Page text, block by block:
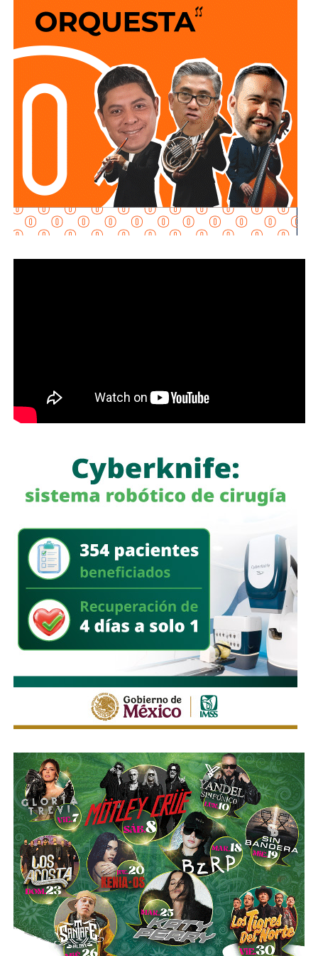
sigan a 100 km/h sobre un puente o paso a desnivel.
No soy un experto en ingeniería urbana, por lo que no
pretendo entrar en detalles técnicos de si está bien o mal
hecho, por eso me centro en losdebates que quieren
forzar las páginas de Facebookque se llaman medios
de prensa.
Pocas veces he visto medios cuestionar la constante
construcción de estructura cochista que lejos de mejorar la
movilidad, como dicen los boletines oficiales, tienden
solamente a
favorecer la velocidad
¿Quién se acuerda de los peatones? ¿Quién piensa
en el que quiere cruzar la calle sin tener que subirse
en medio de la calle, pero la mayoría de los que piden la
señal con el aviso son los mismos que, a propósito, no
ser cortés con los peatones que intentan
Señales faltan más, como una que indique para qué o
realidad nadie lo sabe a ciencia cierta, otras en toda la
ciudad, lasque avisen que la ciclovía no es para que se
estacionen autos de los negocios de Carranza o
Himno Nacional.
La Avenida Chapultepec tiene varias señales que indican
que ellímite de velocidad es de 50 km/h, algunas casi
borradas -ahí te encargo, Ayuntamiento- pero en los
videos que circularon de autos voladores,en ninguno de
los casos, la velocidad del vehículo estaba por debajo
del límite permitido
.
Sí hubo un fallo grande por parte de lasautoridades
viales municipales que no anunciaron a tiempo el tope
y no colocaron la señal hasta que ya estaba listo el muro
de los tormentos.